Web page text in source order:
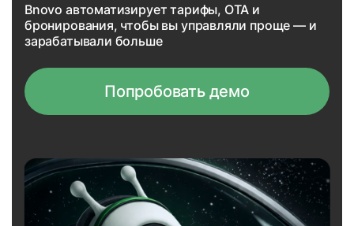
Bnovo автоматизирует тарифы, OTA и
бронирования, чтобы вы управляли проще — и
зарабатывали больше
Попробовать демо